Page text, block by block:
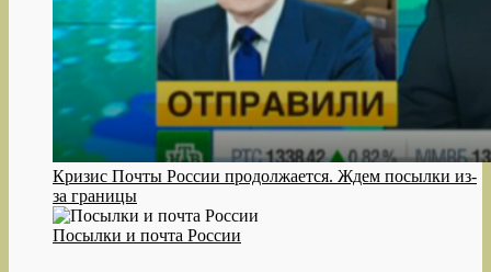
Кризис Почты России продолжается. Ждем посылки из-
за границы
Посылки и почта России